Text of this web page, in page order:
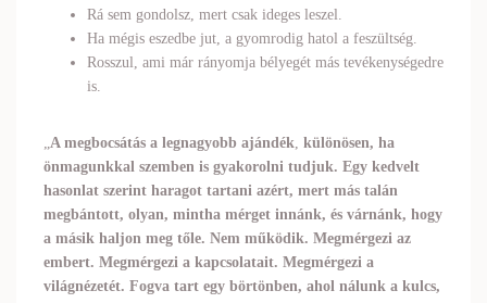
Rá sem gondolsz, mert csak ideges leszel.
Ha mégis eszedbe jut, a gyomrodig hatol a feszültség.
Rosszul, ami már rányomja bélyegét más tevékenységedre
is.
„A megbocsátás a legnagyobb ajándék, különösen, ha
önmagunkkal szemben is gyakorolni tudjuk. Egy kedvelt
hasonlat szerint haragot tartani azért, mert más talán
megbántott, olyan, mintha mérget innánk, és várnánk, hogy
a másik haljon meg tőle. Nem működik. Megmérgezi az
embert. Megmérgezi a kapcsolatait. Megmérgezi a
világnézetét. Fogva tart egy börtönben, ahol nálunk a kulcs,